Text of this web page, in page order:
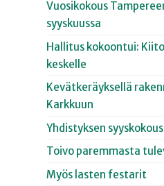
Vuosikokous
syyskuussa
Hallitus kokoontui:
keskelle
Kevätkeräyksellä
Karkkuun
Yhdistyksen
Toivo paremmasta
Myös lasten festarit